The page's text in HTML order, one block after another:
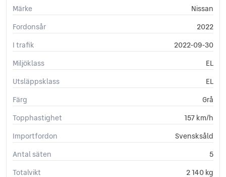
Märke
Nissan
Fordonsår
2022
I trafik
2022-09-30
Miljöklass
EL
Utsläppsklass
EL
Färg
Grå
Topphastighet
157 km/h
Importfordon
Svensksåld
Antal säten
5
Totalvikt
2 140 kg